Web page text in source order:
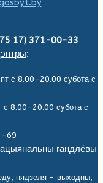
17) 371-00-33
:
с 8.00-20.00 субота с
с 8.00-20.00 субота с
69
гандлёвы
нядзеля - выходны,